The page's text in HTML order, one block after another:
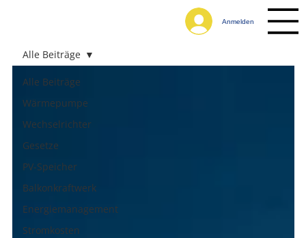
Anmelden
Alle Beiträge
Wärmepumpe
Wechselrichter
Gesetze
PV-Speicher
Balkonkraftwerk
Energiemanagement
Stromkosten
Alle Beiträge